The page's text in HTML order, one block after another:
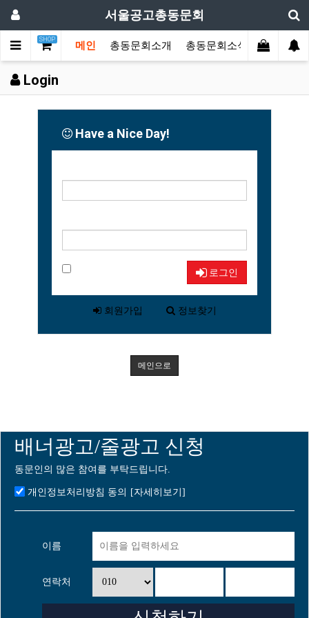
서울공고총동문회
SHOP
메인 총동문회소개 총동문회소식 동문한마
Login
Have a Nice Day!
로그인
회원가입 정보찾기
메인으로
배너광고/줄광고 신청
동문인의 많은 참여를 부탁드립니다.
개인정보처리방침 동의 [자세히보기]
이름
연락처